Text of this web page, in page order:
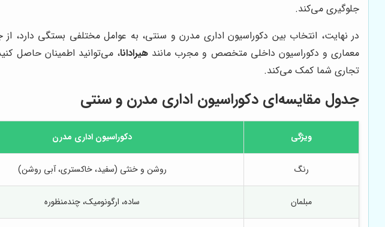
جلوگیری می‌کند.
در نهایت، انتخاب بین دکوراسیون اداری مدرن و سنتی، به عوامل مختلفی بستگی
معماری و دکوراسیون داخلی متخصص و مجرب مانند هیرادانا، می‌توانید اطمینان حاصل
تجاری شما کمک می‌کند.
جدول مقایسه‌ای دکوراسیون اداری مدرن و سنتی
ویژگی دکوراسیون اداری مدرن
رنگ روشن و خنثی (سفید، خاکستری، آبی روشن)
مبلمان ساده، ارگونومیک، چندمنظوره